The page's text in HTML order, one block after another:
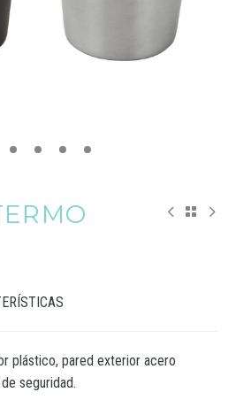
plástico, pared exterior acero
seguridad.